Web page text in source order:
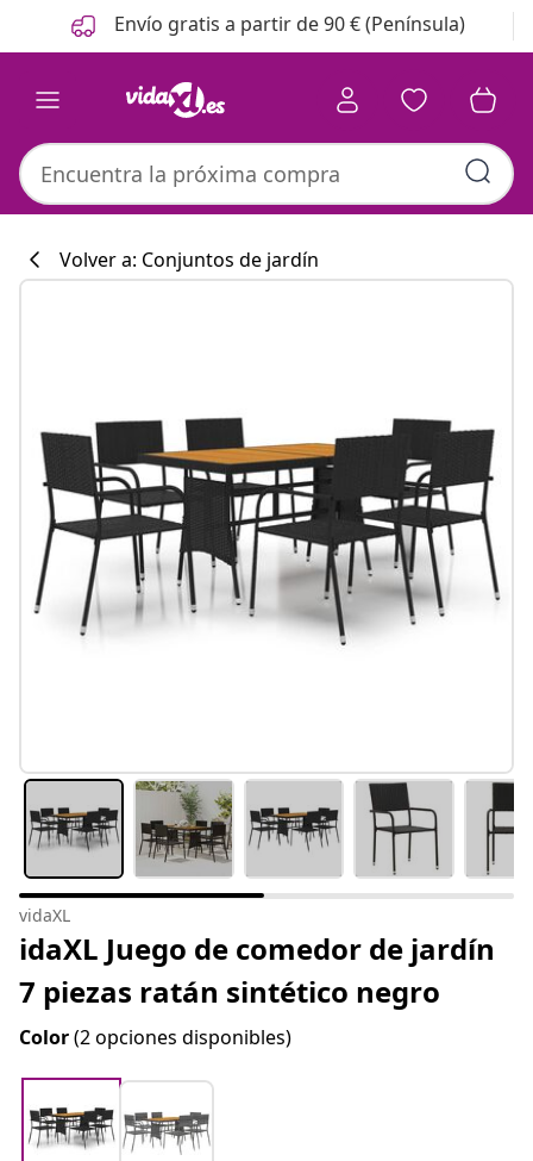
Anterior
Siguiente Envío gratis a partir de 90 € (Península)
#sharemevidaxl
Volver a: Conjuntos de jardín
vidaXL
idaXL Juego de comedor de jardín
7 piezas ratán sintético negro
Color(2 opciones disponibles)